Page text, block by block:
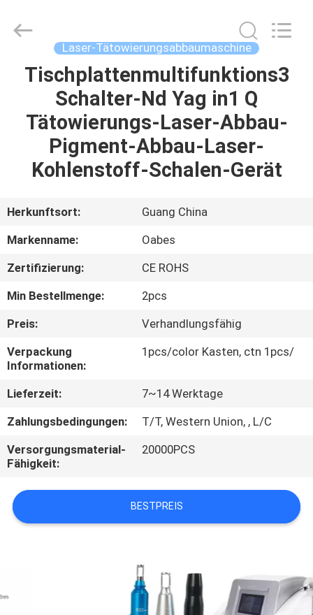
HAUS
PRODUKTE
ÜBER
FABRIK-
QUALITÄTSKONTROLLE
TRETEN
SIE
MIT
UNS
IN
VERBINDUNG
FORDERN
SIE
Laser-Tätowierungsabbaumaschine
Tischplattenmultifunktions3
Schalter-Nd Yag in1 Q
Tätowierungs-Laser-Abbau-
Pigment-Abbau-Laser-
Kohlenstoff-Schalen-Gerät
Herkunftsort:
Guang China
Markenname:
Oabes
Zertifizierung:
CE ROHS
Min Bestellmenge:
2pcs
Preis:
Verhandlungsfähig
Verpackung
Informationen:
1pcs/color Kasten, ctn 1pcs/
Lieferzeit:
7~14 Werktage
Zahlungsbedingungen:
T/T, Western Union, , L/C
Versorgungsmaterial-
Fähigkeit:
20000PCS
BESTPREIS